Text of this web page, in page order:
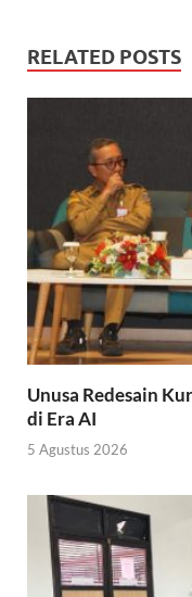
RELATED POSTS
Unusa Redesain
di Era AI
5 Agustus 2026